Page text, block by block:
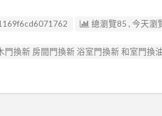
编號 總瀏覽85 , 今天瀏
換新 房間門換新 浴室門換新 和室門換